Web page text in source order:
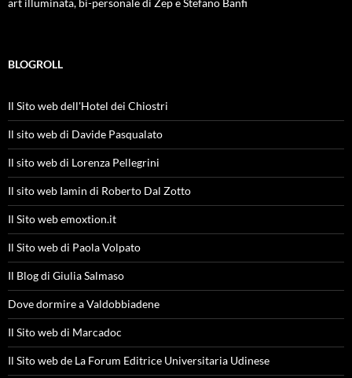
art illuminata, bi-personale di Zep e Stefano Banfi
BLOGROLL
Il Sito web dell'Hotel dei Chiostri
Il sito web di Davide Pasqualato
Il sito web di Lorenza Pellegrini
Il sito web Iamin di Roberto Dal Zotto
Il Sito web emoxtion.it
Il Sito web di Paola Volpato
Il Blog di Giulia Salmaso
Dove dormire a Valdobbiadene
Il Sito web di Marcadoc
Il Sito web de La Forum Editrice Universitaria Udinese